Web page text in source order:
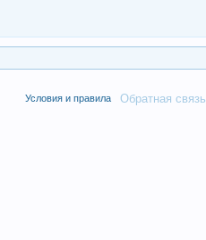
Обратная связь
Условия и правила